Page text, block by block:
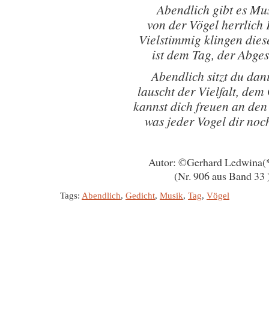
Abendlich gibt es
von der Vögel herrlich
Vielstimmig klingen
ist dem Tag, der
Abendlich sitzt du
lauscht der Vielfalt, dem
kannst dich freuen an
was jeder Vogel dir
Autor: ©Gerhard
(Nr. 906 aus Band 33
Tags: Abendlich, Gedicht, Musik, Tag, Vögel